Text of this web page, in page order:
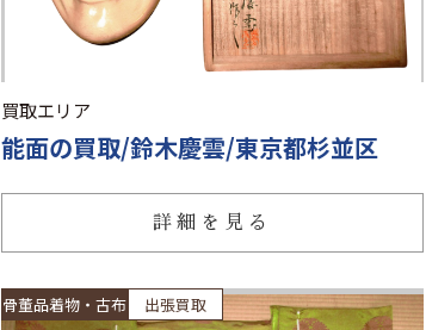
買取エリア
能面の買取/鈴木慶雲/東京都杉並区
詳細を見る
骨董品着物・古布 出張買取